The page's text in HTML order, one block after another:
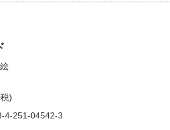
絵
)
4-251-04542-3